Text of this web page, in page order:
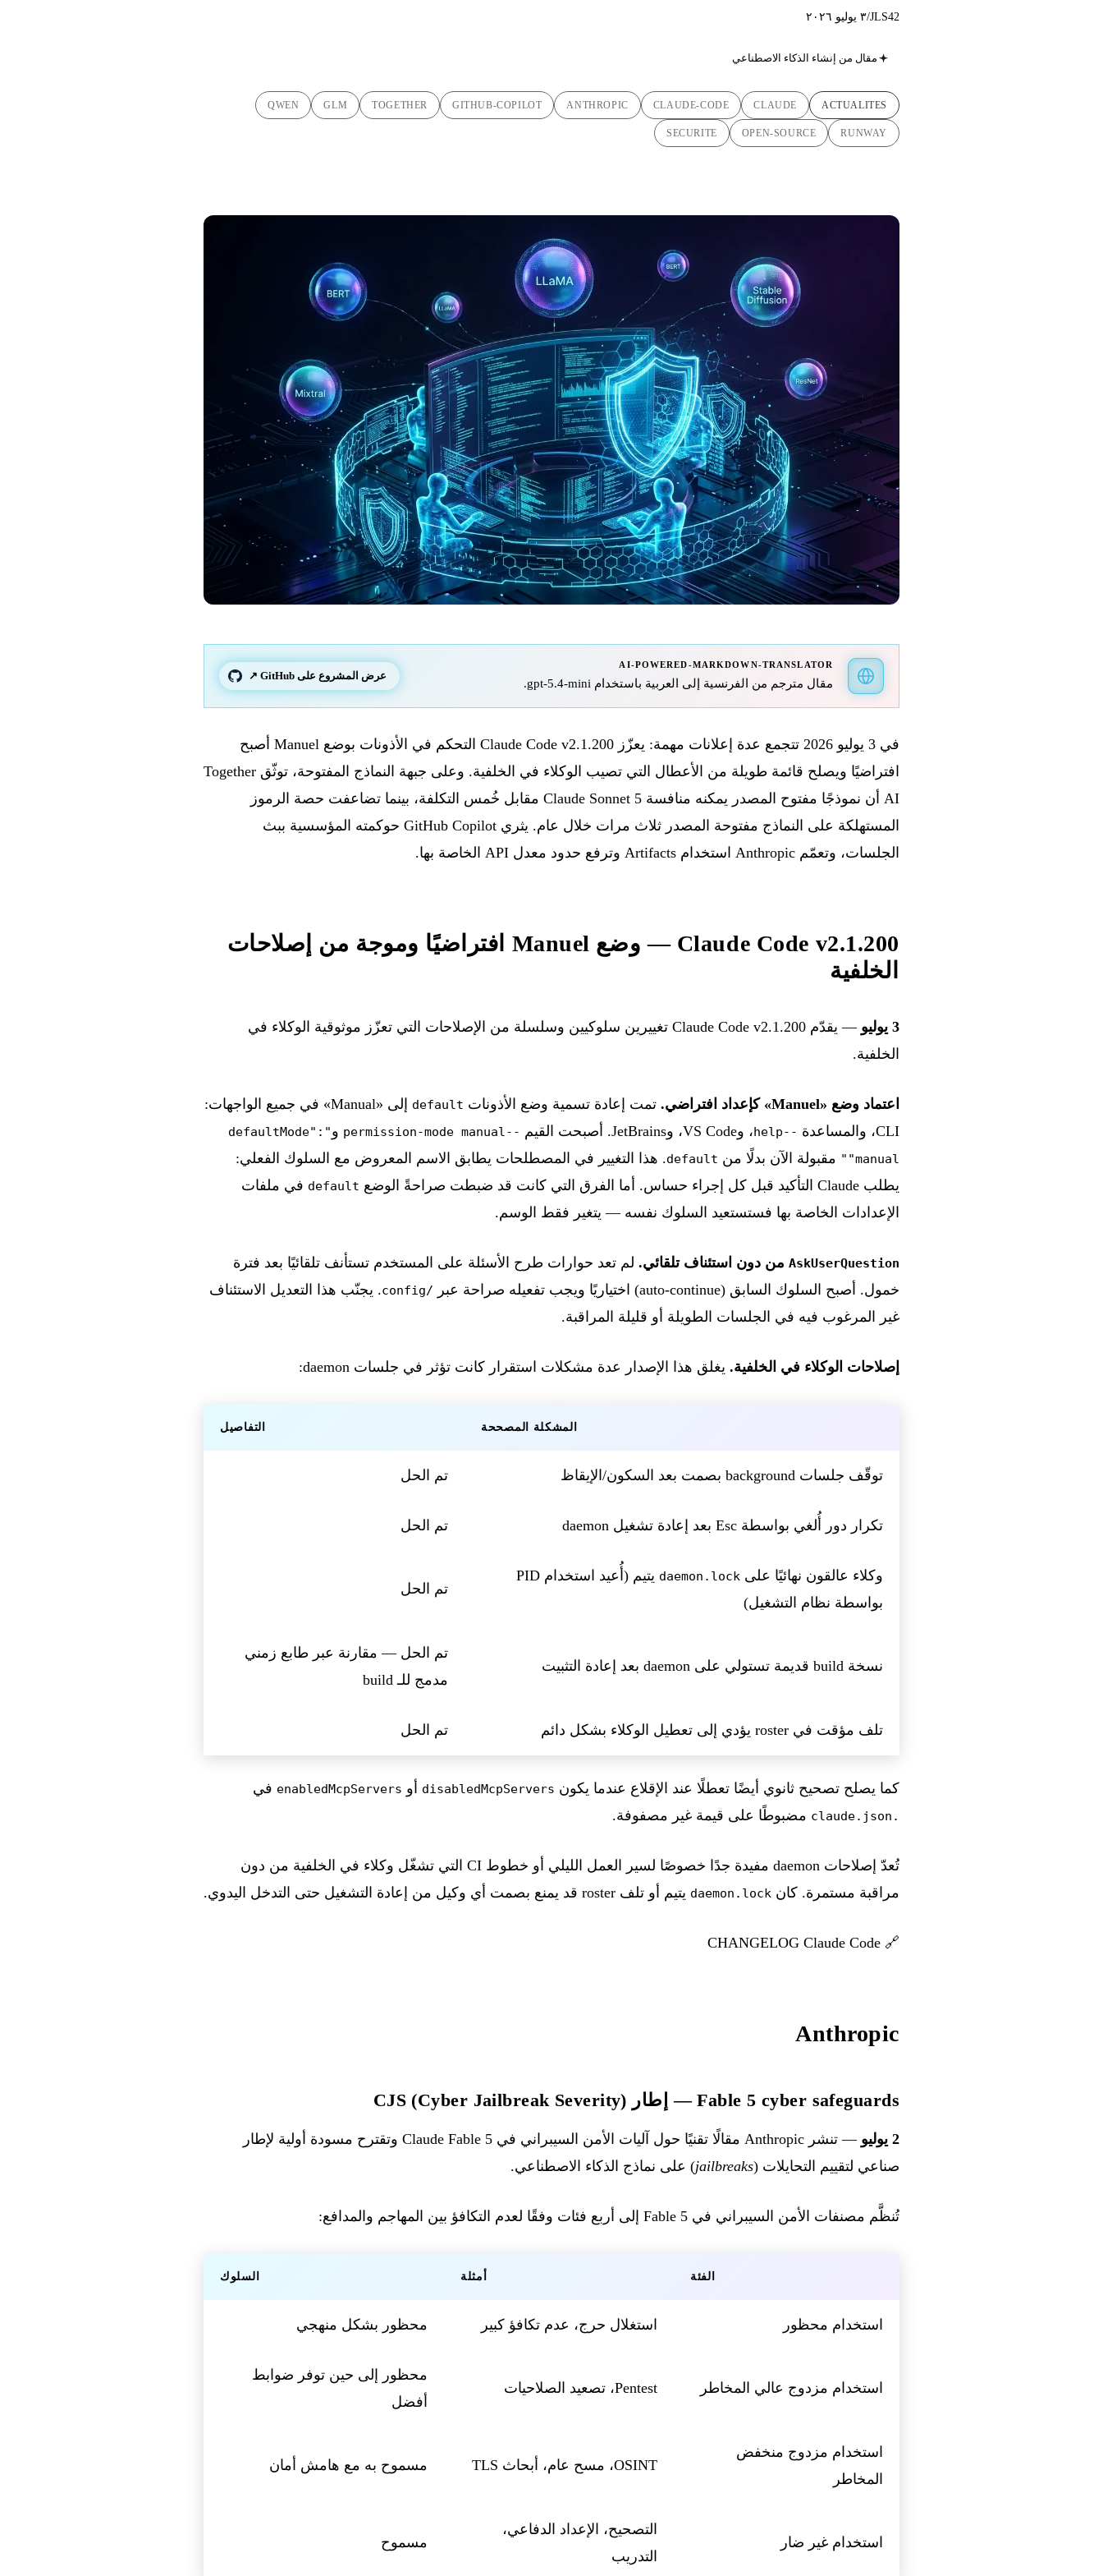
JLS42
/٣ يوليو ٢٠٢٦
مقال من إنشاء الذكاء الاصطناعي
ACTUALITES
CLAUDE
CLAUDE-CODE
ANTHROPIC
GITHUB-COPILOT
TOGETHER
GLM
QWEN
RUNWAY
OPEN-SOURCE
SECURITE
AI-POWERED-MARKDOWN-TRANSLATOR
مقال مترجم من الفرنسية إلى العربية باستخدام gpt-5.4-mini.
عرض المشروع على GitHub ↗
في 3 يوليو 2026 تتجمع عدة إعلانات مهمة: يعزّز Claude Code v2.1.200 التحكم في الأذونات بوضع Manuel أصبح
افتراضيًا ويصلح قائمة طويلة من الأعطال التي تصيب الوكلاء في الخلفية. وعلى جبهة النماذج المفتوحة، توثّق Together
AI أن نموذجًا مفتوح المصدر يمكنه منافسة Claude Sonnet 5 مقابل خُمس التكلفة، بينما تضاعفت حصة الرموز
المستهلكة على النماذج مفتوحة المصدر ثلاث مرات خلال عام. يثري GitHub Copilot حوكمته المؤسسية ببث
الجلسات، وتعمّم Anthropic استخدام Artifacts وترفع حدود معدل API الخاصة بها.
Claude Code v2.1.200 — وضع Manuel افتراضيًا وموجة من إصلاحات
الخلفية
3 يوليو
— يقدّم Claude Code v2.1.200 تغييرين سلوكيين وسلسلة من الإصلاحات التي تعزّز موثوقية الوكلاء في
الخلفية.
اعتماد وضع «Manuel» كإعداد افتراضي. تمت إعادة تسمية وضع الأذونات default
إلى «Manual» في جميع الواجهات:
CLI، والمساعدة
--help ، وVS Code، وJetBrains. أصبحت القيم --permission-mode manual و
"defaultMode":
"manual"
مقبولة الآن بدلًا من default. هذا التغيير في المصطلحات يطابق الاسم المعروض مع السلوك الفعلي:
يطلب Claude التأكيد قبل كل إجراء حساس. أما الفرق التي كانت قد ضبطت صراحةً الوضع
default في ملفات
الإعدادات الخاصة بها فستستعيد السلوك نفسه — يتغير فقط الوسم.
AskUserQuestion من دون استئناف تلقائي. لم تعد حوارات طرح الأسئلة على المستخدم تستأنف تلقائيًا بعد فترة
خمول. أصبح السلوك السابق (auto-continue) اختياريًا ويجب تفعيله صراحة عبر
/config
. يجنّب هذا التعديل الاستئناف
غير المرغوب فيه في الجلسات الطويلة أو قليلة المراقبة.
إصلاحات الوكلاء في الخلفية. يغلق هذا الإصدار عدة مشكلات استقرار كانت تؤثر في جلسات daemon:
المشكلة المصححة التفاصيل
توقّف جلسات background بصمت بعد السكون/الإيقاظ تم الحل
تكرار دور أُلغي بواسطة Esc بعد إعادة تشغيل daemon تم الحل
وكلاء عالقون نهائيًا على daemon.lock
يتيم (أُعيد استخدام PID
بواسطة نظام التشغيل)
تم الحل
نسخة build قديمة تستولي على daemon بعد إعادة التثبيت
تم الحل — مقارنة عبر طابع زمني
مدمج للـ build
تلف مؤقت في roster يؤدي إلى تعطيل الوكلاء بشكل دائم تم الحل
كما يصلح تصحيح ثانوي أيضًا تعطلًا عند الإقلاع عندما يكون disabledMcpServers أو enabledMcpServers في
.claude.json مضبوطًا على قيمة غير مصفوفة.
تُعدّ إصلاحات daemon مفيدة جدًا خصوصًا لسير العمل الليلي أو خطوط CI التي تشغّل وكلاء في الخلفية من دون
مراقبة مستمرة. كان daemon.lock يتيم أو تلف roster قد يمنع بصمت أي وكيل من إعادة التشغيل حتى التدخل اليدوي.
🔗
CHANGELOG Claude Code
Anthropic
Fable 5 cyber safeguards — إطار CJS (Cyber Jailbreak Severity)
2 يوليو
— تنشر Anthropic مقالًا تقنيًا حول آليات الأمن السيبراني في Claude Fable 5 وتقترح مسودة أولية لإطار
صناعي لتقييم التحايلات (jailbreaks) على نماذج الذكاء الاصطناعي.
تُنظَّم مصنفات الأمن السيبراني في Fable 5 إلى أربع فئات وفقًا لعدم التكافؤ بين المهاجم والمدافع:
الفئة أمثلة السلوك
استخدام محظور استغلال حرج، عدم تكافؤ كبير محظور بشكل منهجي
استخدام مزدوج عالي المخاطر Pentest، تصعيد الصلاحيات
محظور إلى حين توفر ضوابط
أفضل
استخدام مزدوج منخفض
المخاطر
OSINT، مسح عام، أبحاث TLS مسموح به مع هامش أمان
استخدام غير ضار
التصحيح، الإعداد الدفاعي،
التدريب
مسموح